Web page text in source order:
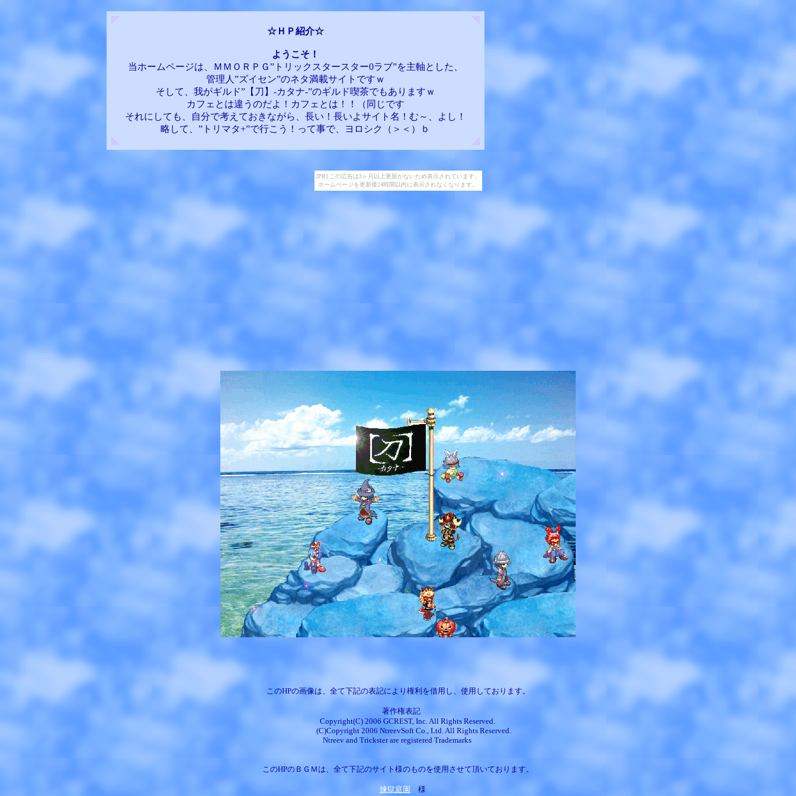
[PR] この広告は3ヶ月以上更新がないため表示されています。
ホームページを更新後24時間以内に表示されなくなります。
☆ＨＰ紹介☆
ようこそ！
当ホームページは、ＭＭＯＲＰＧ”トリックスタースター0ラブ”を主軸とした、
管理人”ズイセン”のネタ満載サイトですｗ
そして、我がギルド”【刀】-カタナ-”のギルド喫茶でもありますｗ
カフェとは違うのだよ！カフェとは！！（同じです
それにしても、自分で考えておきながら、長い！長いよサイト名！む～、よし！
略して、”トリマタ+”で行こう！って事で、ヨロシク（＞＜）ｂ
このHPの画像は、全て下記の表記により権利を借用し、使用しております。
著作権表記
Copyright(C) 2006 GCREST, Inc. All Rights Reserved.
(C)Copyright 2006 NtreevSoft Co., Ltd. All Rights Reserved.
Ntreev and Trickster are registered Trademarks
このHPのＢＧＭは、全て下記のサイト様のものを使用させて頂いております。
煉獄庭園 様